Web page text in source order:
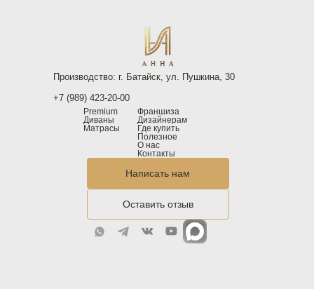
Производство: г. Батайск, ул. Пушкина, 30
+7 (989) 423-20-00
Premium
Диваны
Матрасы
Франшиза
Дизайнерам
Где купить
Полезное
О нас
Контакты
Написать нам
Оставить отзыв